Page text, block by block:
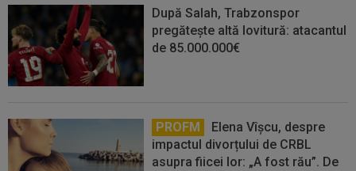
După Salah, Trabzonspor
pregătește altă lovitură: atacantul
de 85.000.000€
PROFM
Elena Vîșcu, despre
impactul divorțului de CRBL
asupra fiicei lor: „A fost rău”. De